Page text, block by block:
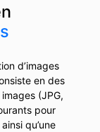
d’images
en des
(JPG,
pour
qu’une